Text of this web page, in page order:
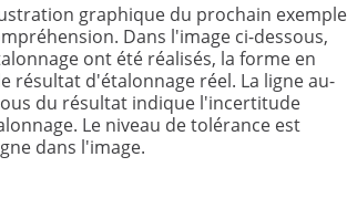
graphique du prochain exemple
Dans l'image ci-dessous,
ont été réalisés, la forme en
résultat d'étalonnage réel. La ligne au-
du résultat indique l'incertitude
Le niveau de tolérance est
dans l'image.